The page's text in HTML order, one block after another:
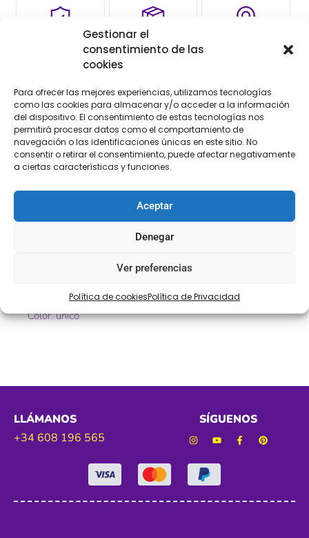
Gestionar el
consentimiento de las
cookies
Para ofrecer las mejores experiencias, utilizamos tecnologías
como las cookies para almacenar y/o acceder a la información
del dispositivo. El consentimiento de estas tecnologías nos
permitirá procesar datos como el comportamiento de
navegación o las identificaciones únicas en este sitio. No
consentir o retirar el consentimiento, puede afectar negativamente
a ciertas características y funciones.
Aceptar
Denegar
Ver preferencias
Política de cookiesPolítica de Privacidad
ENVÍO 24-48H
Descripción
Información adicional
Valoraciones (0)
Descripción
Greca fantasía de 20 mm con estampado de manzanas
Color. único
LLÁMANOS
+34 608 196 565
SÍGUENOS